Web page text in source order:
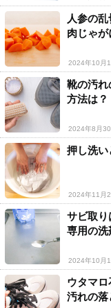
人参の
肉じゃが
2024年10月
靴の汚れ
方法は？
2024年8月30
押し洗い
2024年11月
サビ取り
専用の洗
2024年10月
ウタマ
汚れの落